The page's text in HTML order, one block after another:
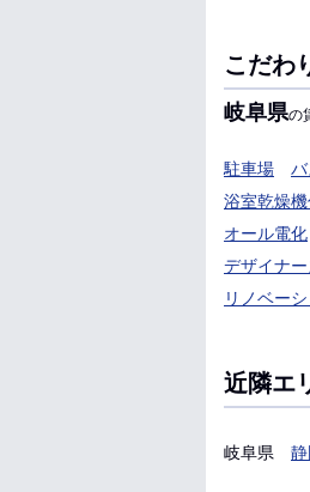
こだわ
岐阜県の
駐車場
浴室乾燥機
オール電化
デザイナ
リノベー
近隣エ
岐阜県